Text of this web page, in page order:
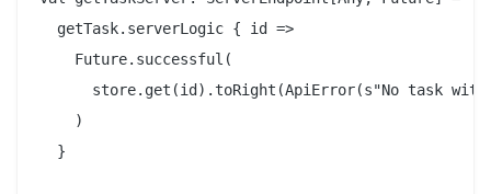
  getTask.serverLogic { id =>
    Future.successful(
store.get(id).toRight(ApiError(s"No task
    )
  }